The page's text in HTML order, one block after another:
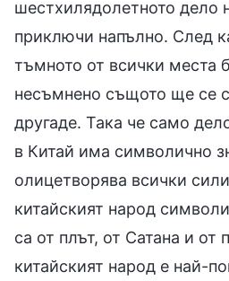
шестхилядолетното дело
приключи напълно. След
тъмното от всички места
несъмнено същото ще се
другаде. Така че само
в Китай има символично
олицетворява всички
китайският народ
са от плът, от Сатана и
китайският народ е най-